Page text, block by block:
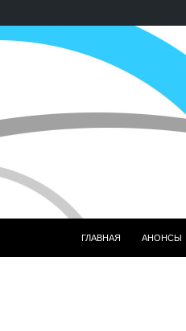
ГЛАВНАЯ
АНОНСЫ